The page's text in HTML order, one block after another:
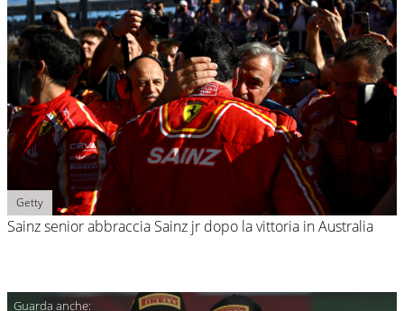
Getty
Sainz senior abbraccia Sainz jr dopo la vittoria in Australia